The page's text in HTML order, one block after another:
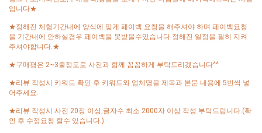
입니다★
★정해진 체험기간내에 양식에 맞게 페이백 요청을 해주셔야 하며 페이백요청
을 기간내에 안하실경우 페이백을 못받을수있습니다.정해진 일정을 필히 지켜
주셔야합니다.★
★구매평은 2~3줄정도로 사진과 함께 꼼꼼하게 부탁드리겠습니다^^
★리뷰 작성시 키워드 확인 후 키워드와 업체명을 제목과 본문 내용에 5번씩 넣
어주세요.
★리뷰 작성시 사진 20장 이상,글자수 최소 2000자 이상 작성 부탁드립니다.(확
인 후 수정요청 할수 있습니다.)